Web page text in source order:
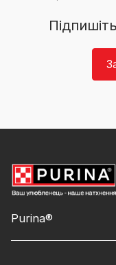
Purina®